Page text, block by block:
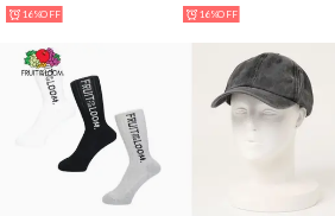
16%OFF 16%OFF